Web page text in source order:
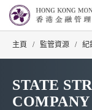
主頁 / 監管資源 / 紀
STATE
COMPANY